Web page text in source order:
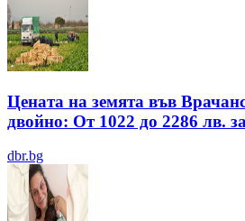
Цената на земята във
двойно: От 1022 до 2286 лв.
dbr.bg